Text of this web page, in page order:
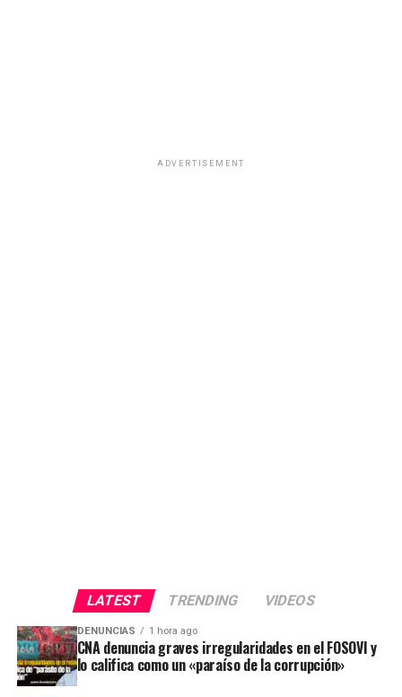
ADVERTISEMENT
LATEST TRENDING VIDEOS
DENUNCIAS 1 hora ago
CNA denuncia graves irregularidades en el FOSOVI y
lo califica como un «paraíso de la corrupción»